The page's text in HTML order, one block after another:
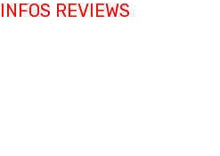
INFOS REVIEWS